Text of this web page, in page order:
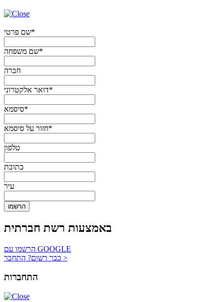
שם פרטי*
שם משפחה*
חברה
דואר אלקטרוני*
סיסמא*
חזור על סיסמא*
טלפון
כתובת
עיר
הרשמו
באמצעות רשת חברתית
הרשמו עם GOOGLE
כבר רשום? התחבר >
התחברות